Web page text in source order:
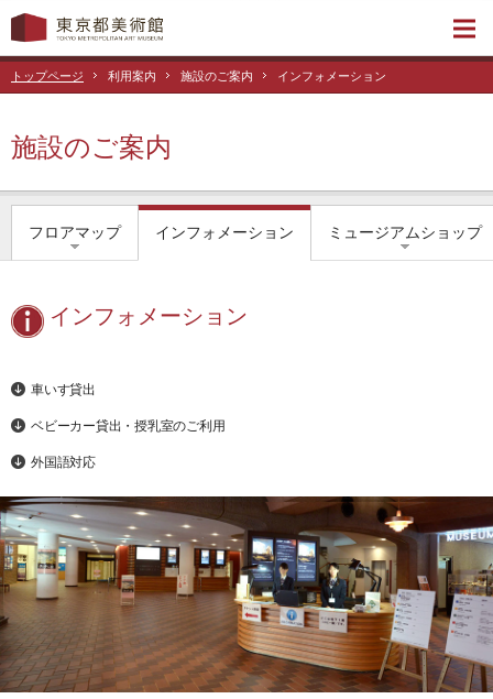
トップページ 利用案内 施設のご案内 インフォメーション
施設のご案内
フロアマップ インフォメーション ミュージアムショップ
インフォメーション
車いす貸出
ベビーカー貸出・授乳室のご利用
外国語対応